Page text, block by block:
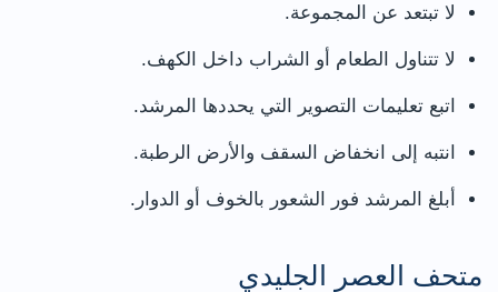
لا تبتعد عن المجموعة.
لا تتناول الطعام أو الشراب داخل الكهف.
اتبع تعليمات التصوير التي يحددها المرشد.
انتبه إلى انخفاض السقف والأرض الرطبة.
أبلغ المرشد فور الشعور بالخوف أو الدوار.
متحف العصر الجليدي